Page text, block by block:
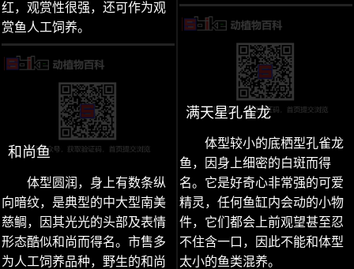
红，观赏性很强，还可作为观
赏鱼人工饲养。
和尚鱼
体型圆润，身上有数条纵
向暗纹，是典型的中大型南美
慈鲷，因其光光的头部及表情
形态酷似和尚而得名。市售多
为人工饲养品种，野生的和尚
满天星孔雀龙
体型较小的底栖型孔雀龙
鱼，因身上细密的白斑而得
名。它是好奇心非常强的可爱
精灵，任何鱼缸内会动的小物
件，它们都会上前观望甚至忍
不住含一口，因此不能和体型
太小的鱼类混养。